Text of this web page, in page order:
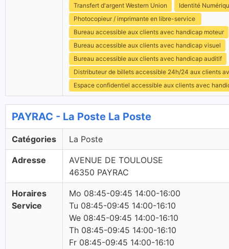
Transfert d'argent Western Union
Identité
Photocopieur / imprimante en libre-service
Bureau accessible aux clients avec handicap moteur
Bureau accessible aux clients avec handicap visuel
Bureau accessible aux clients avec handicap auditif
Distributeur de billets accessible 24h/24 aux clients
Espace confidentiel accessible aux clients avec
PAYRAC - La Poste La Poste
Catégories La Poste
Adresse
AVENUE DE TOULOUSE
46350 PAYRAC
Horaires
Service
Mo 08:45-09:45 14:00-16:00
Tu 08:45-09:45 14:00-16:10
We 08:45-09:45 14:00-16:10
Th 08:45-09:45 14:00-16:10
Fr 08:45-09:45 14:00-16:10